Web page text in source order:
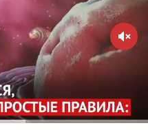
в
их избегать.
важно соблюдать
кто страдает
Молодым стоит
с родителями,
пожилыми людьми
контакты по